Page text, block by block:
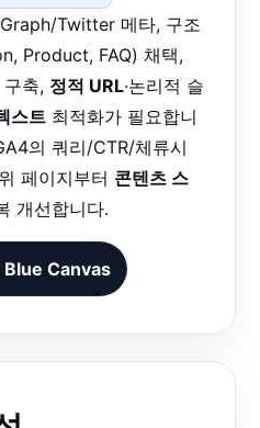
Twitter 메타, 구조
Product, FAQ) 채택,
축, 정적 URL·논리적 슬
스트 최적화가 필요합니
의 쿼리/CTR/체류시
페이지부터 콘텐츠 스
개선합니다.
Canvas